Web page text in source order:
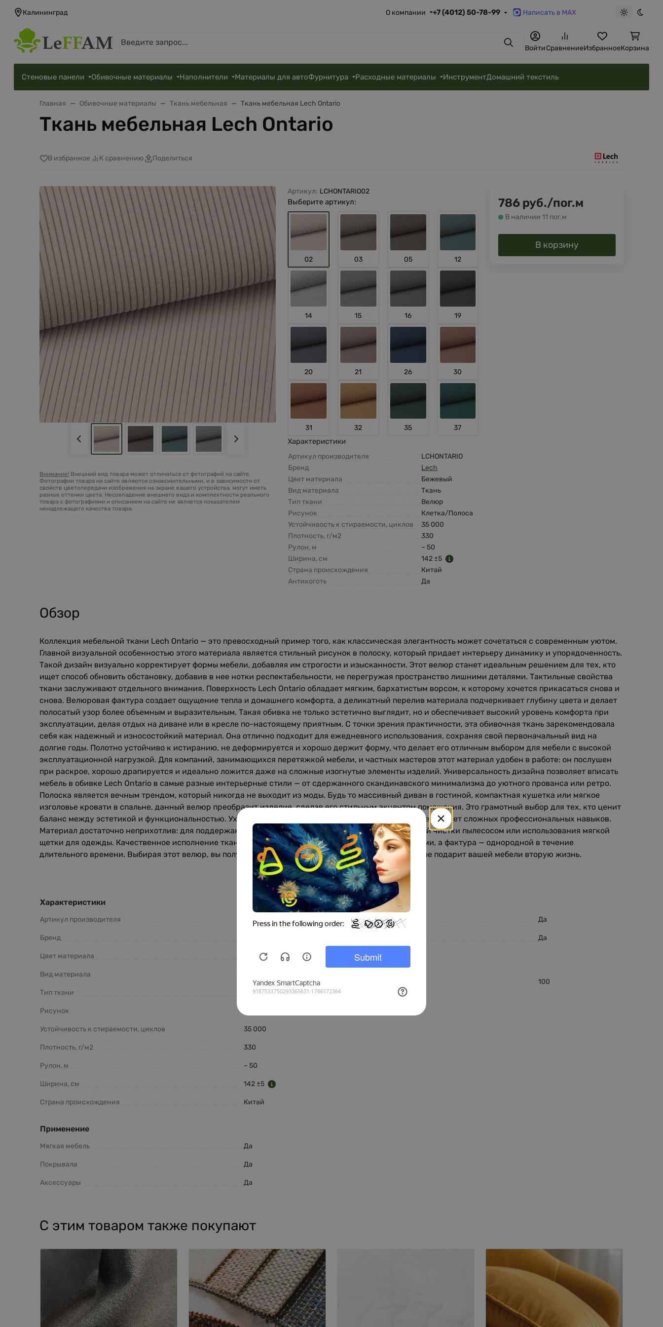
Калининград О компании +7 (4012) 50-78-99 Написать в MAX
Светлая
ПоискВойтиСравнениеИзбранноеКорзина
Стеновые панели Обивочные материалы Наполнители Материалы для автоФурнитура Расходные материалы ИнструментДомашний текстиль
Главная Обивочные материалы Ткань мебельная Ткань мебельная Lech Ontario
Ткань мебельная Lech Ontario
В избранное К сравнению Поделиться
Внимание! Внешний вид товара может отличаться от фотографий на сайте.
Фотографии товара на сайте являются ознакомительными, и в зависимости от
свойств цветопередачи изображения на экране вашего устройства, могут иметь
разные оттенки цвета. Несовпадение внешнего вида и комплектности реального
товара с фотографиями и описанием на сайте не является показателем
ненадлежащего качества товара.
Артикул: LCHONTARIO02
Выберите артикул:
02 03 05 12
14 15 16 19
20 21 26 30
31 32 35 37
Характеристики
Артикул производителя
LCHONTARIO
Бренд
Lech
Цвет материала
Бежевый
Вид материала
Ткань
Тип ткани
Велюр
Рисунок
Клетка/Полоса
Устойчивость к стираемости, циклов
35 000
Плотность, г/м2
330
Рулон, м
~ 50
Ширина, см
142 ±5
Страна происхождения
Китай
Антикоготь
Да
786 руб./пог.м
В наличии 11 пог.м
В корзину
Обзор
Коллекция мебельной ткани Lech Ontario — это превосходный пример того, как классическая элегантность может сочетаться с современным уютом.
Главной визуальной особенностью этого материала является стильный рисунок в полоску, который придает интерьеру динамику и упорядоченность.
Такой дизайн визуально корректирует формы мебели, добавляя им строгости и изысканности. Этот велюр станет идеальным решением для тех, кто
ищет способ обновить обстановку, добавив в нее нотки респектабельности, не перегружая пространство лишними деталями. Тактильные свойства
ткани заслуживают отдельного внимания. Поверхность Lech Ontario обладает мягким, бархатистым ворсом, к которому хочется прикасаться снова и
снова. Велюровая фактура создает ощущение тепла и домашнего комфорта, а деликатный перелив материала подчеркивает глубину цвета и делает
полосатый узор более объемным и выразительным. Такая обивка не только эстетично выглядит, но и обеспечивает высокий уровень комфорта при
эксплуатации, делая отдых на диване или в кресле по-настоящему приятным. С точки зрения практичности, эта обивочная ткань зарекомендовала
себя как надежный и износостойкий материал. Она отлично подходит для ежедневного использования, сохраняя свой первоначальный вид на
долгие годы. Полотно устойчиво к истиранию, не деформируется и хорошо держит форму, что делает его отличным выбором для мебели с высокой
эксплуатационной нагрузкой. Для компаний, занимающихся перетяжкой мебели, и частных мастеров этот материал удобен в работе: он послушен
при раскрое, хорошо драпируется и идеально ложится даже на сложные изогнутые элементы изделий. Универсальность дизайна позволяет вписать
мебель в обивке Lech Ontario в самые разные интерьерные стили — от сдержанного скандинавского минимализма до уютного прованса или ретро.
Полоска является вечным трендом, который никогда не выходит из моды. Будь то массивный диван в гостиной, компактная кушетка или мягкое
изголовье кровати в спальне, данный велюр преобразит изделие, сделав его стильным акцентом помещения. Это грамотный выбор для тех, кто ценит
баланс между эстетикой и функциональностью. Уход за мебелью, обтянутой тканью Lech Ontario, не требует сложных профессиональных навыков.
Материал достаточно неприхотлив: для поддержания чистоты обычно достаточно регулярной сухой чистки пылесосом или использования мягкой
щетки для одежды. Качественное исполнение ткани гарантирует, что цвета останутся насыщенными, а фактура — однородной в течение
длительного времени. Выбирая этот велюр, вы получаете долговечное и красивое покрытие, которое подарит вашей мебели вторую жизнь.
Характеристики
Артикул производителя LCHONTARIO
Бренд
Цвет материала Бежевый
Вид материала
Тип ткани Велюр
Рисунок
Устойчивость к стираемости, циклов 35 000
Плотность, г/м2 330
Рулон, м ~ 50
Ширина, см 142 ±5
Страна происхождения Китай
Применение
Мягкая мебель Да
Покрывала Да
Аксессуары Да
Особенности
Легкая чистка Да
Да
100
С этим товаром также покупают